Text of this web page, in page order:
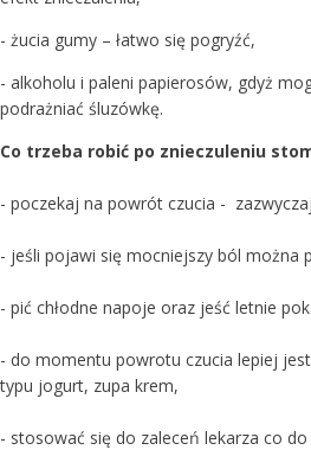
- żucia gumy – łatwo się pogryźć,
- alkoholu i paleni papierosów, gdyż
podrażniać śluzówkę.
Co trzeba robić po znieczuleniu
- poczekaj na powrót czucia -
- jeśli pojawi się mocniejszy ból można
- pić chłodne napoje oraz jeść letnie
- do momentu powrotu czucia lepiej
typu jogurt, zupa krem,
- stosować się do zaleceń lekarza co